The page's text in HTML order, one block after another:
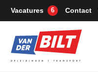
Vacatures 6 Contact